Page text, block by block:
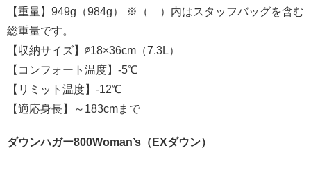
【重量】949g（984g） ※（ ）内はスタッフバッグを含む
総重量です。
【収納サイズ】∅18×36cm（7.3L）
【コンフォート温度】-5℃
【リミット温度】-12℃
【適応身長】～183cmまで
ダウンハガー800Woman’s（EXダウン）